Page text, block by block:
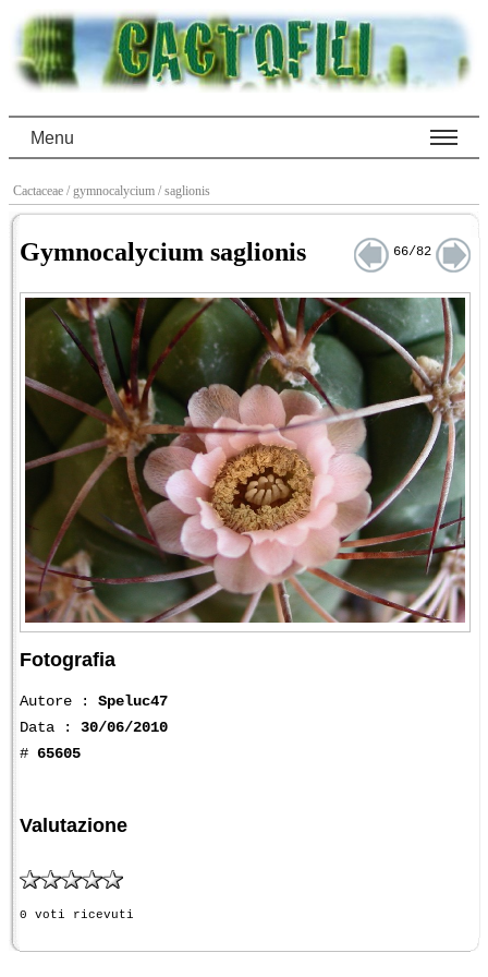
Menu
Cactaceae / gymnocalycium / saglionis
Gymnocalycium saglionis 66/82
Fotografia
Autore : Speluc47
Data : 30/06/2010
# 65605
Valutazione
0 voti ricevuti